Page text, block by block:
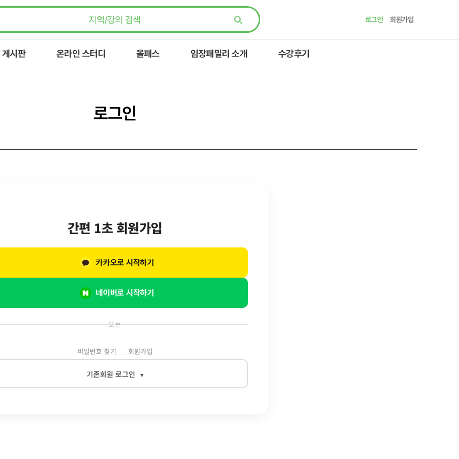
로그인 회원가입
시판 온라인 스터디 올패스 임장패밀리 소개 수강후기
로그인
또는
비밀번호 찾기 회원가입
기존회원 로그인 ▾
간편 1초 회원가입
네이버로 시작하기
카카오로 시작하기